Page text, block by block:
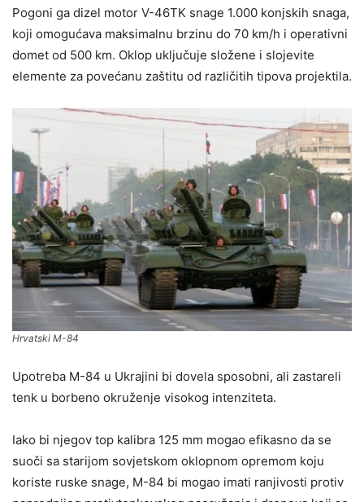
Pogoni ga dizel motor V-46TK snage 1.000 konjskih snaga,
koji omogućava maksimalnu brzinu do 70 km/h i operativni
domet od 500 km. Oklop uključuje složene i slojevite
elemente za povećanu zaštitu od različitih tipova projektila.
Hrvatski M-84
Upotreba M-84 u Ukrajini bi dovela sposobni, ali zastareli
tenk u borbeno okruženje visokog intenziteta.
Iako bi njegov top kalibra 125 mm mogao efikasno da se
suoči sa starijom sovjetskom oklopnom opremom koju
koriste ruske snage, M-84 bi mogao imati ranjivosti protiv